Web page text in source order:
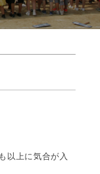
以上に気合が入